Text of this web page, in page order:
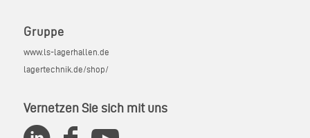
Gruppe
www.ls-lagerhallen.de
lagertechnik.de/shop/
Vernetzen Sie sich mit uns